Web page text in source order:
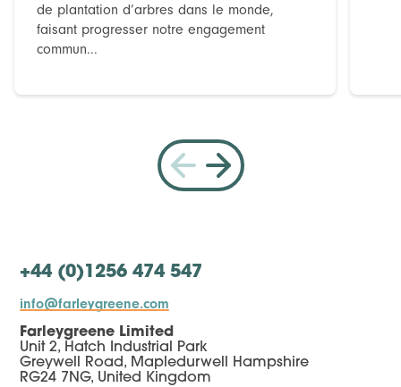
de plantation d’arbres dans le monde,
faisant progresser notre engagement
commun...
+44 (0)1256 474 547
info@farleygreene.com
Farleygreene Limited
Unit 2, Hatch Industrial Park
Greywell Road, Mapledurwell Hampshire
RG24 7NG, United Kingdom